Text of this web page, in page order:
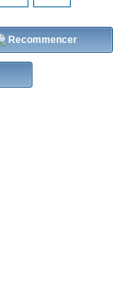
Recommencer